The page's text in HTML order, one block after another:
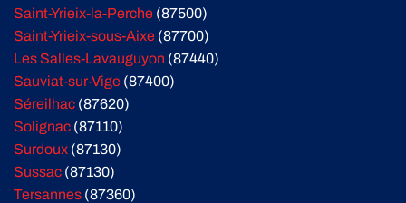
Saint-Yrieix-la-Perche (87500)
Saint-Yrieix-sous-Aixe (87700)
Les Salles-Lavauguyon (87440)
Sauviat-sur-Vige (87400)
Séreilhac (87620)
Solignac (87110)
Surdoux (87130)
Sussac (87130)
Tersannes (87360)